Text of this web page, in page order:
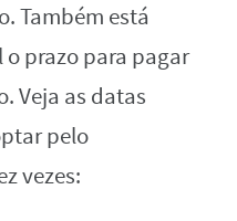
Também está
prazo para pagar
Veja as datas
pelo
vezes: